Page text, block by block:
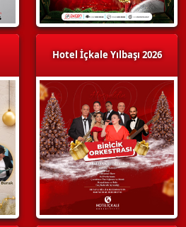
Hotel İçkale Yılbaşı 2026